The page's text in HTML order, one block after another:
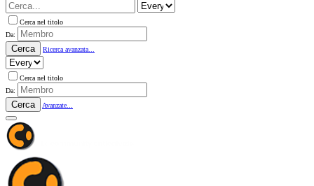
Cerca nel titolo
Da:
Cerca Ricerca avanzata...
Cerca nel titolo
Da:
Cerca Avanzate...